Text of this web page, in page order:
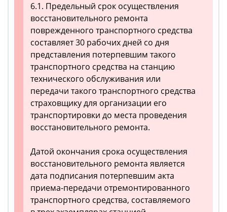
6.1. Предельный срок осуществления
восстановительного ремонта
поврежденного транспортного средства
составляет 30 рабочих дней со дня
представления потерпевшим такого
транспортного средства на станцию
технического обслуживания или
передачи такого транспортного средства
страховщику для организации его
транспортировки до места проведения
восстановительного ремонта.
Датой окончания срока осуществления
восстановительного ремонта является
дата подписания потерпевшим акта
приема-передачи отремонтированного
транспортного средства, составляемого